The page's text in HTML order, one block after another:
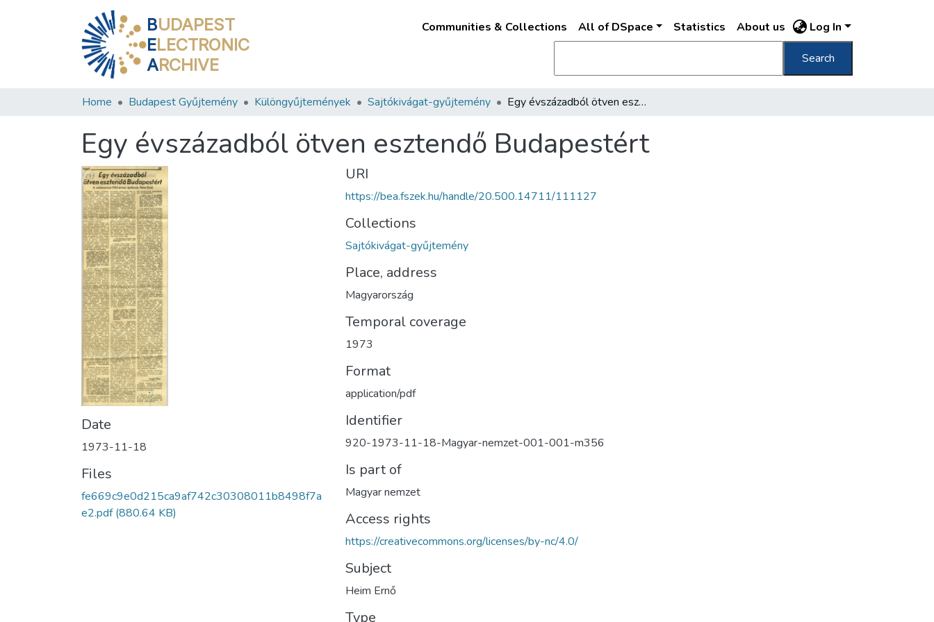
BUDAPEST
ELECTRONIC
ARCHIVE
Communities & Collections All of DSpace Statistics About us Log In
Search
Home Budapest Gyűjtemény Különgyűjtemények Sajtókivágat-gyűjtemény Egy évszázadból ötven esztendő Budapestért
Egy évszázadból ötven esztendő Budapestért
Date
1973-11-18
Files
fe669c9e0d215ca9af742c30308011b8498f7a
e2.pdf(880.64 KB)
URI
https://bea.fszek.hu/handle/20.500.14711/111127
Collections
Sajtókivágat-gyűjtemény
Place, address
Magyarország
Temporal coverage
1973
Format
application/pdf
Identifier
920-1973-11-18-Magyar-nemzet-001-001-m356
Is part of
Magyar nemzet
Access rights
https://creativecommons.org/licenses/by-nc/4.0/
Subject
Heim Ernő
Type